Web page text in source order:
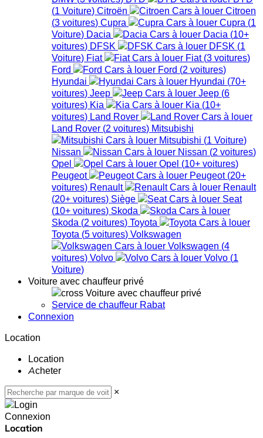
(1 Voiture) Citroën
Citroen
(3 voitures) Cupra Cupra (1
Voiture) Dacia Dacia (10+
voitures) DFSK DFSK (1
Voiture) Fiat Fiat (3 voitures)
Ford
Ford (2 voitures)
Hyundai
Hyundai (70+
voitures) Jeep Jeep (6
voitures) Kia Kia (10+
voitures) Land Rover
Land Rover (2 voitures) Mitsubishi
Mitsubishi (1 Voiture)
Nissan
Nissan (2 voitures)
Opel
Opel (10+ voitures)
Peugeot
Peugeot (20+
voitures) Renault
Renault
(20+ voitures) Siège
Seat
(10+ voitures) Skoda
Skoda (2 voitures) Toyota
Toyota (5 voitures) Volkswagen
Volkswagen (4
voitures) Volvo Volvo (1
Voiture)
Voiture avec chauffeur privé
Voiture avec chauffeur privé
Service de chauffeur Rabat
Connexion
Location
Location
Acheter
×
Connexion
Location